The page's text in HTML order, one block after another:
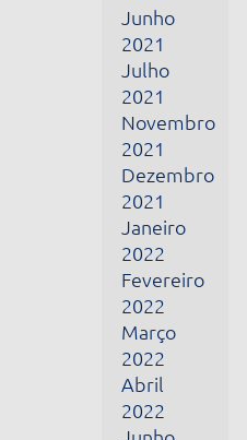
Março
2022
Abril
2022
Junho
2022
Julho
2022
Fevereiro
2024
Março
2024
Abril
2024
Maio
2024
Junho